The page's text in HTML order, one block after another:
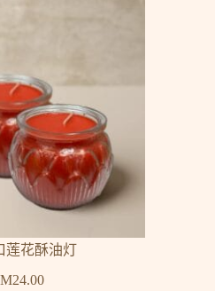
莲花酥油灯
24.00